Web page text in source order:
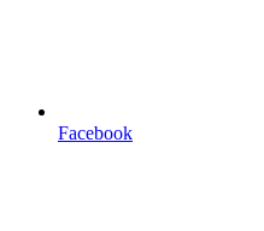
Facebook